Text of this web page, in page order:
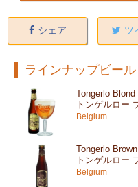
シェア ツ
ラインナップビール
Tongerlo Blond
トンゲルロー
Belgium
Tongerlo Brown
トンゲルロー
Belgium